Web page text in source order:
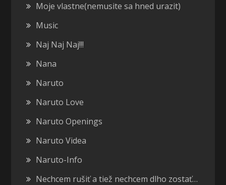
Moje vlastne(nemusite sa hned urazit)
Music
Naj Naj Naj!!!
Nana
Naruto
Naruto Love
Naruto Openings
Naruto Videa
Naruto-Info
Nechcem rušiť a tiež nechcem dlho zostať…